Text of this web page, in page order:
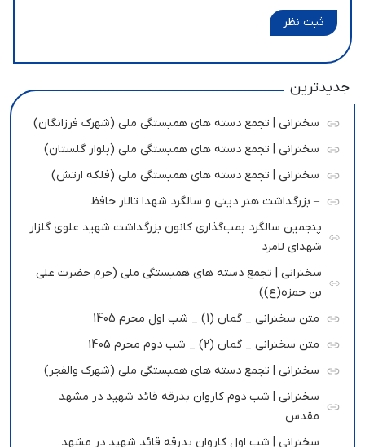
ثبت نظر
جدیدترین
سخنرانی | تجمع دسته های همبستگی ملی (شهرک فرزانگان)
سخنرانی | تجمع دسته های همبستگی ملی (بلوار گلستان)
سخنرانی | تجمع دسته های همبستگی ملی (فلکه ارتش)
– بزرگداشت هنر دینی و سالگرد شهدا تالار حافظ
پنجمین سالگرد بمب‌گذاری کانون بزرگداشت شهید علوی گلزار
شهدای لامرد
سخنرانی | تجمع دسته های همبستگی ملی (حرم حضرت علی
بن حمزه(ع))
متن سخنرانی _ گمان (1) _ شب اول محرم 1405
متن سخنرانی _ گمان (2) _ شب دوم محرم 1405
سخنرانی | تجمع دسته های همبستگی ملی (شهرک والفجر)
سخنرانی | شب دوم کاروان بدرقه قائد شهید در مشهد
مقدس
سخنرانی | شب اول کاروان بدرقه قائد شهید در مشهد